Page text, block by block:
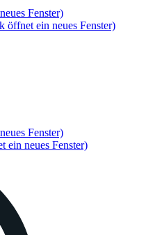
Fenster)
ein neues Fenster)
Fenster)
neues Fenster)